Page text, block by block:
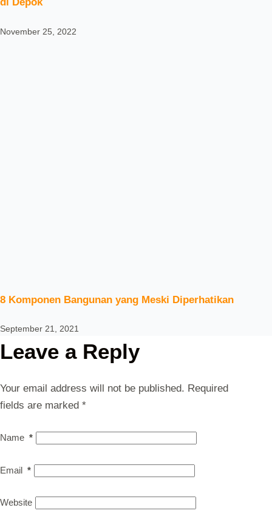
di Depok
November 25, 2022
8 Komponen Bangunan yang Meski Diperhatikan
September 21, 2021
Leave a Reply
Your email address will not be published. Required
fields are marked *
Name *
Email *
Website